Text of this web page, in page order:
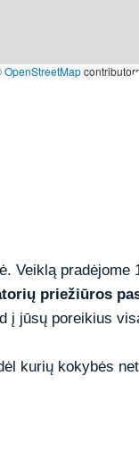
OpenStreetMapcontributors
Veiklą pradėjome
priežiūros
į jūsų poreikius
kurių kokybės